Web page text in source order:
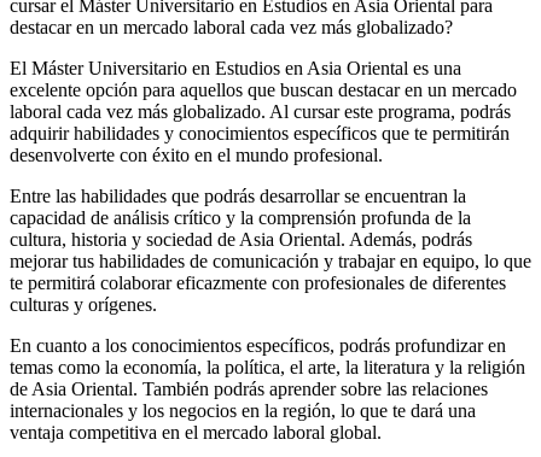
cursar el Máster Universitario en Estudios en Asia Oriental para
destacar en un mercado laboral cada vez más globalizado?
El Máster Universitario en Estudios en Asia Oriental es una
excelente opción para aquellos que buscan destacar en un mercado
laboral cada vez más globalizado. Al cursar este programa, podrás
adquirir habilidades y conocimientos específicos que te permitirán
desenvolverte con éxito en el mundo profesional.
Entre las habilidades que podrás desarrollar se encuentran la
capacidad de análisis crítico y la comprensión profunda de la
cultura, historia y sociedad de Asia Oriental. Además, podrás
mejorar tus habilidades de comunicación y trabajar en equipo, lo que
te permitirá colaborar eficazmente con profesionales de diferentes
culturas y orígenes.
En cuanto a los conocimientos específicos, podrás profundizar en
temas como la economía, la política, el arte, la literatura y la religión
de Asia Oriental. También podrás aprender sobre las relaciones
internacionales y los negocios en la región, lo que te dará una
ventaja competitiva en el mercado laboral global.